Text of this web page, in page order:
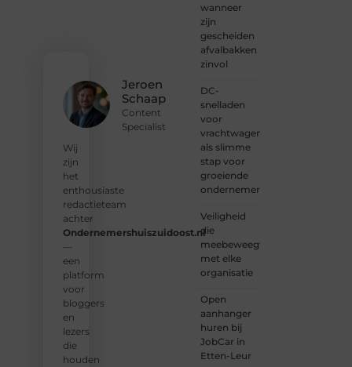
Jeroen
Schaap
Content
Specialist
Wij
zijn
het
enthousiaste
redactieteam
achter
Ondernemershuiszuidoost.nl
—
een
platform
voor
bloggers
en
lezers
die
houden
wanneer
zijn
gescheiden
afvalbakken
zinvol
DC-
snelladen
voor
vrachtwagens
als slimme
stap voor
groeiende
ondernemers
Veiligheid
die
meebeweegt
met elke
organisatie
Open
aanhanger
huren bij
JobCar in
Etten-Leur